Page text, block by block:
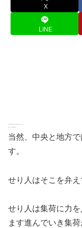
X
LINE
当然、中央と地方
す。
せり人 はそこを弁え
せり人は集荷に力
ます進んでいき集